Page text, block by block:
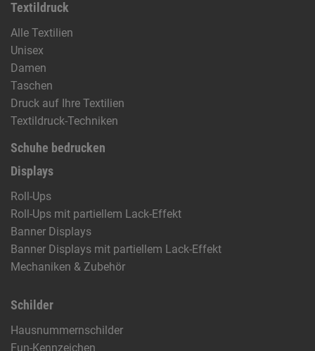
Textildruck
Alle Textilien
Unisex
Damen
Taschen
Druck auf Ihre Textilien
Textildruck-Techniken
Schuhe bedrucken
Displays
Roll-Ups
Roll-Ups mit partiellem Lack-Effekt
Banner Displays
Banner Displays mit partiellem Lack-Effekt
Mechaniken & Zubehör
Schilder
Hausnummernschilder
Fun-Kennzeichen